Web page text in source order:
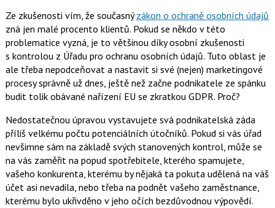
Ze zkušenosti vím, že současnýzákon o ochraně osobních údajů
zná jen malé procento klientů. Pokud se někdo v této
problematice vyzná, je to většinou díky osobní zkušenosti
s kontrolou z Úřadu pro ochranu osobních údajů. Tuto oblast je
ale třeba nepodceňovat a nastavit si své (nejen) marketingové
procesy správně už dnes, ještě než začne podnikatele ze spánku
budit tolik obávané nařízení EU se zkratkou GDPR. Proč?
Nedostatečnou úpravou vystavujete svá podnikatelská záda
příliš velkému počtu potenciálních útočníků. Pokud si vás úřad
nevšimne sám na základě svých stanovených kontrol, může se
na vás zaměřit na popud spotřebitele, kterého spamujete,
vašeho konkurenta, kterému by nějaká ta pokuta udělená na váš
účet asi nevadila, nebo třeba na podnět vašeho zaměstnance,
kterému bylo ukřivděno v jeho očích bezdůvodnou výpovědí.